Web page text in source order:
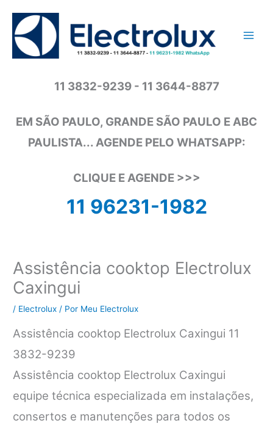
conteúdo
11 3832-9239 - 11 3644-8877
EM SÃO PAULO, GRANDE SÃO PAULO E ABC
PAULISTA... AGENDE PELO WHATSAPP:
CLIQUE E AGENDE >>>
11 96231-1982
Assistência cooktop Electrolux
Caxingui
/ Electrolux / Por Meu Electrolux
Assistência cooktop Electrolux Caxingui 11
3832-9239
Assistência cooktop Electrolux Caxingui
equipe técnica especializada em instalações,
consertos e manutenções para todos os